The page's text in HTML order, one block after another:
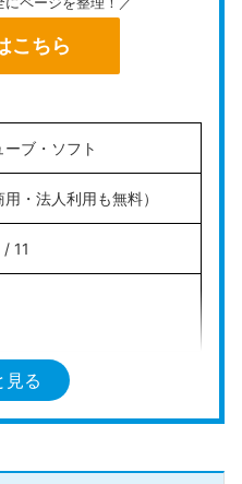
こちら
ブ・ソフト
・法人利用も無料）
11
見る